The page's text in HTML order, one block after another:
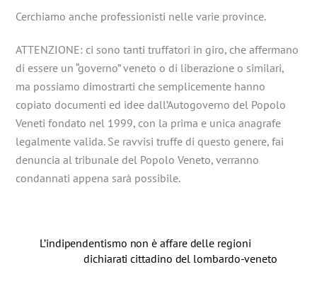
Cerchiamo anche professionisti nelle varie province.
ATTENZIONE: ci sono tanti truffatori in giro, che affermano
di essere un “governo” veneto o di liberazione o similari,
ma possiamo dimostrarti che semplicemente hanno
copiato documenti ed idee dall’Autogoverno del Popolo
Veneti fondato nel 1999, con la prima e unica anagrafe
legalmente valida. Se ravvisi truffe di questo genere, fai
denuncia al tribunale del Popolo Veneto, verranno
condannati appena sarà possibile.
L’indipendentismo non è affare delle regioni
dichiarati cittadino del lombardo-veneto